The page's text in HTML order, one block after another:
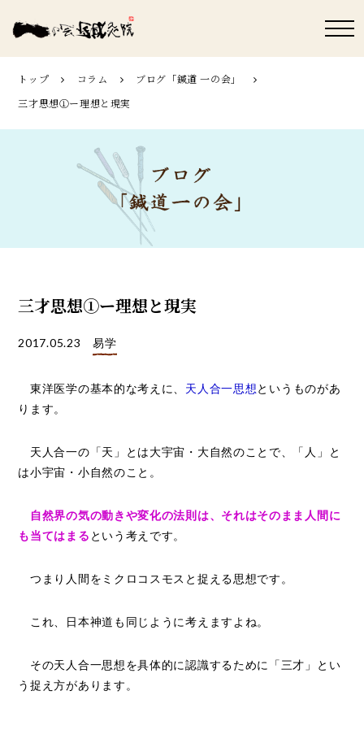
トップ コラム
ブログ「鍼道 ⼀の会」
三才思想①ー理想と現実
三才思想①ー理想と現実
2017.05.23 易学
東洋医学の基本的な考えに、 天人合一思想というものがあ
ります。
天人合一の「天」とは大宇宙・大自然のことで、「人」と
は小宇宙・小自然のこと。
自然界の気の動きや変化の法則は、それはそのまま人間に
も当てはまる という考えです。
つまり人間をミクロコスモスと捉える思想です。
これ、日本神道も同じように考えますよね。
その天人合一思想を具体的に認識するために「三才」とい
う捉え方があります。